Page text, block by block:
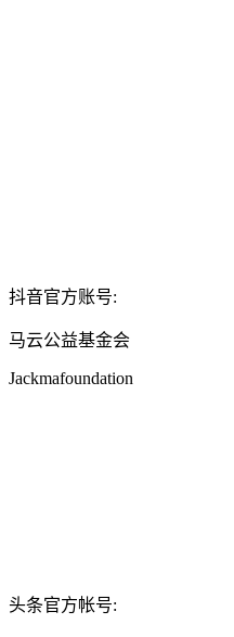
抖音官方账号:
马云公益基金会
Jackmafoundation
头条官方帐号: